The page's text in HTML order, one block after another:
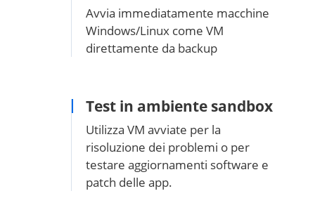
Avvia immediatamente macchine
Windows/Linux come VM
direttamente da backup
Test in ambiente sandbox
Utilizza VM avviate per la
risoluzione dei problemi o per
testare aggiornamenti software e
patch delle app.